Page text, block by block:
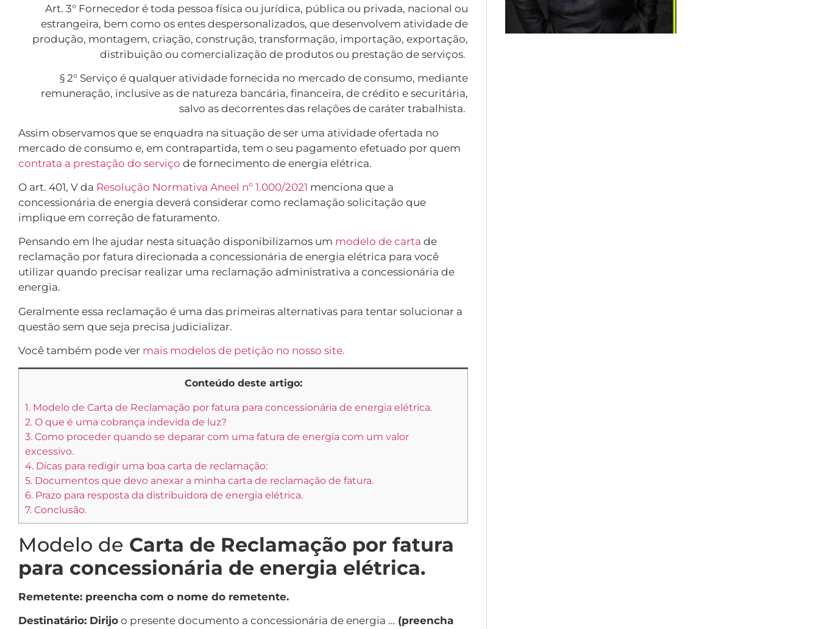
Art. 3° Fornecedor é toda pessoa física ou jurídica, pública ou privada, nacional ou
estrangeira, bem como os entes despersonalizados, que desenvolvem atividade de
produção, montagem, criação, construção, transformação, importação, exportação,
distribuição ou comercialização de produtos ou prestação de serviços.
§ 2° Serviço é qualquer atividade fornecida no mercado de consumo, mediante
remuneração, inclusive as de natureza bancária, financeira, de crédito e securitária,
salvo as decorrentes das relações de caráter trabalhista.
Assim observamos que se enquadra na situação de ser uma atividade ofertada no
mercado de consumo e, em contrapartida, tem o seu pagamento efetuado por quem
contrata a prestação do serviço de fornecimento de energia elétrica.
O art. 401, V da Resolução Normativa Aneel nº 1.000/2021 menciona que a
concessionária de energia deverá considerar como reclamação solicitação que
implique em correção de faturamento.
Pensando em lhe ajudar nesta situação disponibilizamos um modelo de carta de
reclamação por fatura direcionada a concessionária de energia elétrica para você
utilizar quando precisar realizar uma reclamação administrativa a concessionária de
energia.
Geralmente essa reclamação é uma das primeiras alternativas para tentar solucionar a
questão sem que seja precisa judicializar.
Você também pode ver mais modelos de petição no nosso site.
Conteúdo deste artigo:
1. Modelo de Carta de Reclamação por fatura para concessionária de energia elétrica.
2. O que é uma cobrança indevida de luz?
3. Como proceder quando se deparar com uma fatura de energia com um valor
excessivo.
4. Dicas para redigir uma boa carta de reclamação:
5. Documentos que devo anexar a minha carta de reclamação de fatura.
6. Prazo para resposta da distribuidora de energia elétrica.
7. Conclusão.
Modelo de Carta de Reclamação por fatura
para concessionária de energia elétrica.
Remetente: preencha com o nome do remetente.
Destinatário: Dirijo o presente documento a concessionária de energia … (preencha